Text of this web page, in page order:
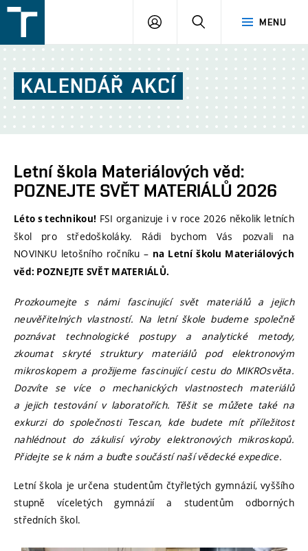
v
Brně
MENU
PŘIHLÁŠENÍ
KALENDÁŘ AKCÍ
Letní škola Materiálových věd:
POZNEJTE SVĚT MATERIÁLŮ 2026
Léto s technikou! FSI organizuje i v roce 2026 několik letních
škol pro středoškoláky. Rádi bychom Vás pozvali na
NOVINKU letošního ročníku – na Letní školu Materiálových
věd: POZNEJTE SVĚT MATERIÁLŮ.
Prozkoumejte s námi fascinující svět materiálů a jejich
neuvěřitelných vlastností. Na letní škole budeme společně
poznávat technologické postupy a analytické metody,
zkoumat skryté struktury materiálů pod elektronovým
mikroskopem a prožijeme fascinující cestu do MIKROsvěta.
Dozvíte se více o mechanických vlastnostech materiálů
a jejich testování v laboratořích. Těšit se můžete také na
exkurzi do společnosti Tescan, kde budete mít příležitost
nahlédnout do zákulisí výroby elektronových mikroskopů.
Přidejte se k nám a buďte součástí naší vědecké expedice.
Letní škola je určena studentům čtyřletých gymnázií, vyššího
stupně víceletých gymnázií a studentům odborných
středních škol.